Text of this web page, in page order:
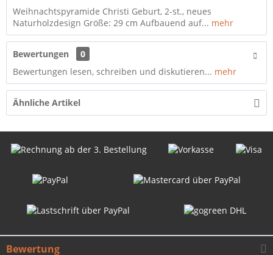
Weihnachtspyramide Christi Geburt, 2-st., neues
Naturholzdesign Größe: 29 cm Aufbauend auf... mehr
Bewertungen
0
Bewertungen lesen, schreiben und diskutieren... mehr
Ähnliche Artikel
Bewertung